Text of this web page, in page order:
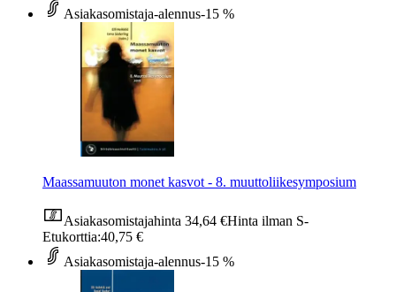
Asiakasomistaja-alennus-15 %
Maassamuuton monet kasvot - 8. muuttoliikesymposium
Asiakasomistajahinta 34,64 €Hinta ilman S-
Etukorttia:40,75 €
Asiakasomistaja-alennus-15 %